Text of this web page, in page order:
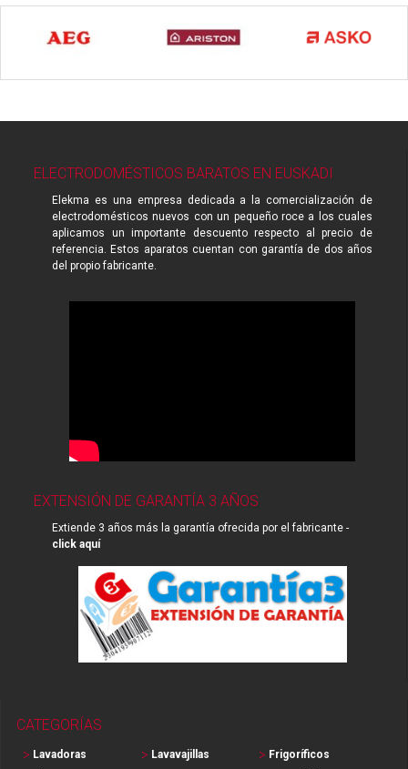
ELECTRODOMÉSTICOS BARATOS EN EUSKADI
Elekma es una empresa dedicada a la comercialización de
electrodomésticos nuevos con un pequeño roce a los cuales
aplicamos un importante descuento respecto al precio de
referencia. Estos aparatos cuentan con garantía de dos años
del propio fabricante.
EXTENSIÓN DE GARANTÍA 3 AÑOS
Extiende 3 años más la garantía ofrecida por el fabricante -
click aquí
CATEGORÍAS
Lavadoras Lavavajillas
Frigoríficos